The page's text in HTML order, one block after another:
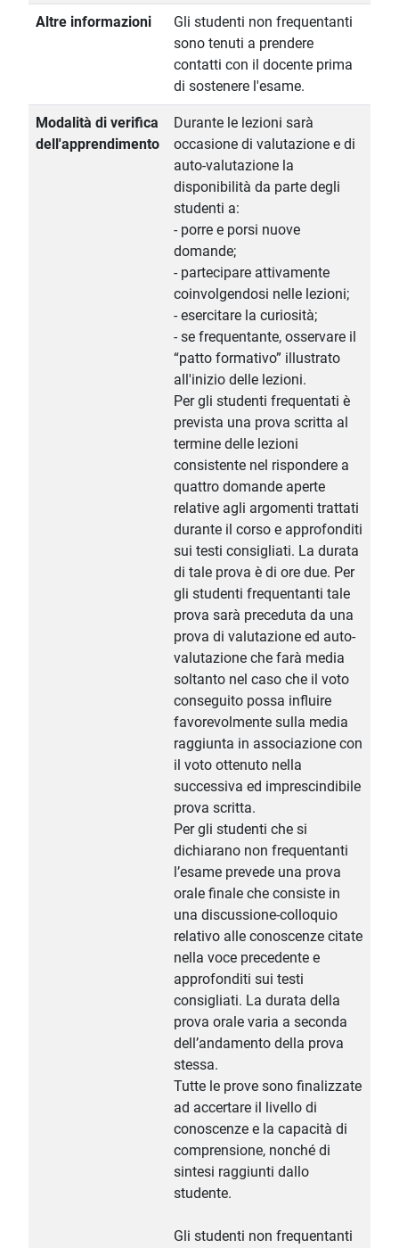
Altre informazioni
Gli studenti non frequentanti
sono tenuti a prendere
contatti con il docente prima
di sostenere l'esame.
Modalità di verifica
dell'apprendimento
Durante le lezioni sarà
occasione di valutazione e di
auto-valutazione la
disponibilità da parte degli
studenti a:
- porre e porsi nuove
domande;
- partecipare attivamente
coinvolgendosi nelle lezioni;
- esercitare la curiosità;
- se frequentante, osservare il
“patto formativo” illustrato
all'inizio delle lezioni.
Per gli studenti frequentati è
prevista una prova scritta al
termine delle lezioni
consistente nel rispondere a
quattro domande aperte
relative agli argomenti trattati
durante il corso e approfonditi
sui testi consigliati. La durata
di tale prova è di ore due. Per
gli studenti frequentanti tale
prova sarà preceduta da una
prova di valutazione ed auto-
valutazione che farà media
soltanto nel caso che il voto
conseguito possa influire
favorevolmente sulla media
raggiunta in associazione con
il voto ottenuto nella
successiva ed imprescindibile
prova scritta.
Per gli studenti che si
dichiarano non frequentanti
l’esame prevede una prova
orale finale che consiste in
una discussione-colloquio
relativo alle conoscenze citate
nella voce precedente e
approfonditi sui testi
consigliati. La durata della
prova orale varia a seconda
dell’andamento della prova
stessa.
Tutte le prove sono finalizzate
ad accertare il livello di
conoscenze e la capacità di
comprensione, nonché di
sintesi raggiunti dallo
studente.
Gli studenti non frequentanti